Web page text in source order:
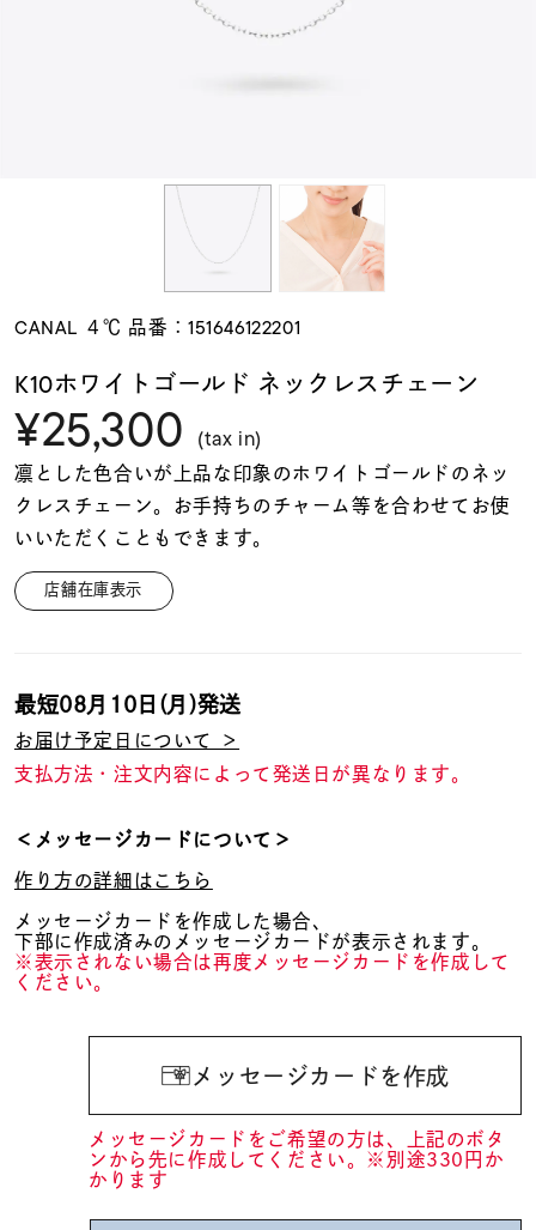
ファッションテイス
ト
着用シーン
コレクション
レディース
リングサイズ
価格 ¥0
CANAL ４℃ 品番：151646122201
K10ホワイトゴールド ネックレスチェーン
¥25,300 (tax in)
凛とした色合いが上品な印象のホワイトゴールドのネッ
クレスチェーン。お手持ちのチャーム等を合わせてお使
いいただくこともできます。
店舗在庫表示
最短08月10日(月)発送
お届け予定日について ＞
支払方法・注文内容によって発送日が異なります。
＜メッセージカードについて＞
作り方の詳細はこちら
メッセージカードを作成した場合、
下部に作成済みのメッセージカードが表示されます。
※表示されない場合は再度メッセージカードを作成して
ください。
メッセージカードを作成
メッセージカードをご希望の方は、上記のボタ
ンから先に作成してください。※別途330円か
かります